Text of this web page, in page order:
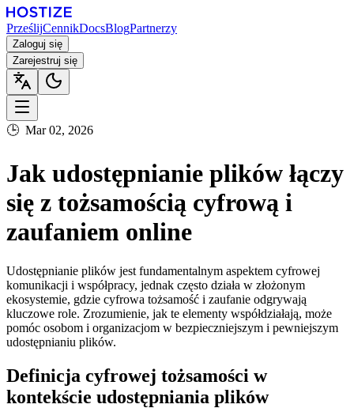
PrześlijCennikDocsBlogPartnerzy
Zaloguj się
Zarejestruj się
🕒 Mar 02, 2026
Jak udostępnianie plików łączy
się z tożsamością cyfrową i
zaufaniem online
Udostępnianie plików jest fundamentalnym aspektem cyfrowej
komunikacji i współpracy, jednak często działa w złożonym
ekosystemie, gdzie cyfrowa tożsamość i zaufanie odgrywają
kluczowe role. Zrozumienie, jak te elementy współdziałają, może
pomóc osobom i organizacjom w bezpieczniejszym i pewniejszym
udostępnianiu plików.
Definicja cyfrowej tożsamości w
kontekście udostępniania plików